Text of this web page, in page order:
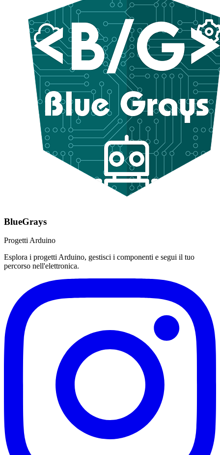
BlueGrays
Progetti Arduino
Esplora i progetti Arduino, gestisci i componenti e segui il tuo
percorso nell'elettronica.